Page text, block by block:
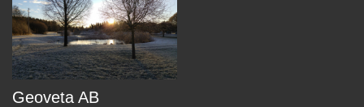
Geoveta AB